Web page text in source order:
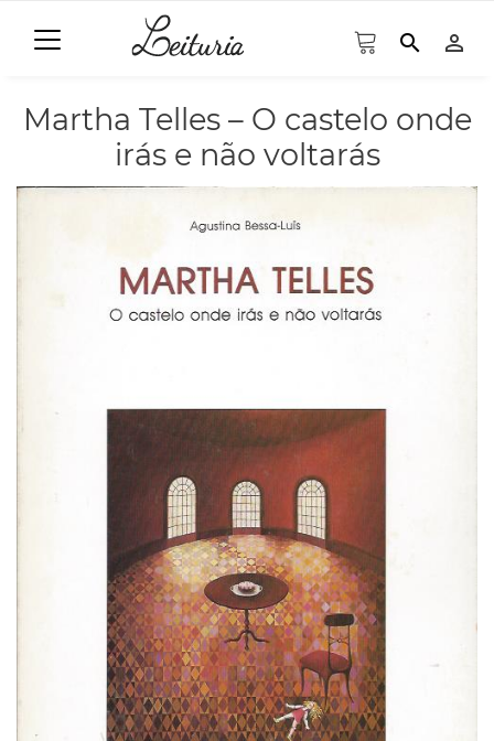
search person_outline
Martha Telles – O castelo onde
irás e não voltarás